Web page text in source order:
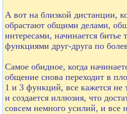
А вот на близкой дистанции,
обрастают общими делами,
интересами, начинается
функциями друг-друга по
Самое обидное, когда
общение снова переходит в
1 и 3 функций, все кажется
и создается иллюзия, что
совсем немного усилий, и все